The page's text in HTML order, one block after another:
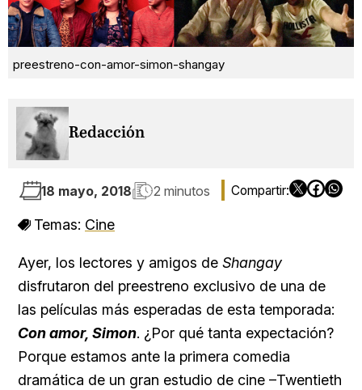
preestreno-con-amor-simon-shangay
Redacción
18 mayo, 2018 2 minutos
Temas: Cine
Ayer, los lectores y amigos de Shangay
disfrutaron del preestreno exclusivo de una de
las películas más esperadas de esta temporada:
Con amor, Simon. ¿Por qué tanta expectación?
Porque estamos ante la primera comedia
dramática de un gran estudio de cine –Twentieth